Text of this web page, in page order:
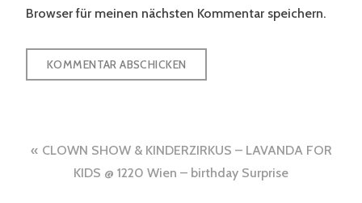
Browser für meinen nächsten Kommentar speichern.
Beitragsnavigation
CLOWN SHOW & KINDERZIRKUS – LAVANDA FOR
KIDS @ 1220 Wien – birthday Surprise